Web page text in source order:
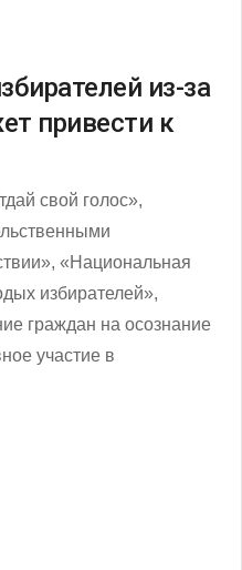
из-за
привести к
свой голос»,
«Национальная
избирателей»,
граждан на осознание
участие в